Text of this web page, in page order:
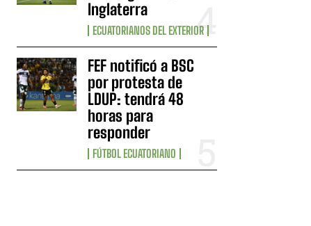
Inglaterra
ECUATORIANOS DEL EXTERIOR
FEF notificó a BSC
por protesta de
LDUP: tendrá 48
horas para
responder
FÚTBOL ECUATORIANO